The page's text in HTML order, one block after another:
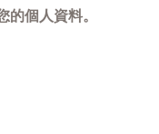
的個人資料。